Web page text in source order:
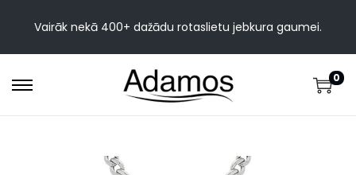
Vairāk nekā 400+ dažādu rotaslietu jebkura gaumei.
0